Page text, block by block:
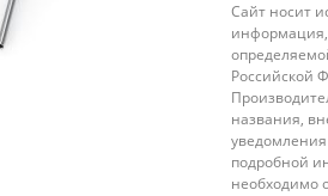
Сайт носит
информация,
Российской
названия,
подробной
необходимо